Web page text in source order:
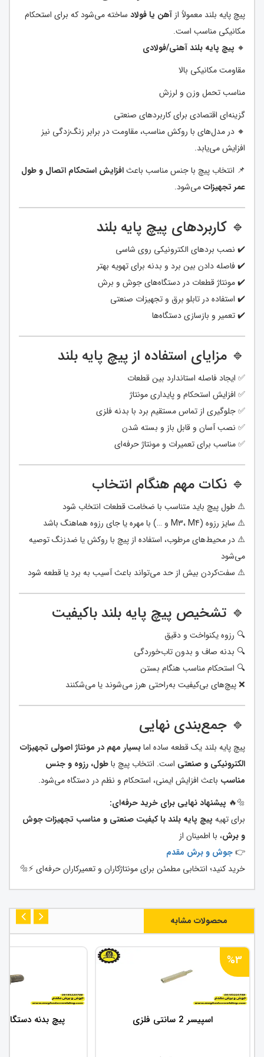
پیچ پایه بلند معمولاً از آهن یا فولاد ساخته می‌شود که برای استحکام
مکانیکی مناسب است.
🔸 پیچ پایه بلند آهنی/فولادی
مقاومت مکانیکی بالا
مناسب تحمل وزن و لرزش
گزینه‌ای اقتصادی برای کاربردهای صنعتی
🔸 در مدل‌های با روکش مناسب، مقاومت در برابر زنگ‌زدگی نیز
افزایش می‌یابد.
📌 انتخاب پیچ با جنس مناسب باعثافزایش استحکام اتصال و طول
عمر تجهیزاتمی‌شود.
🔹 کاربردهای پیچ پایه بلند
✔️ نصب بردهای الکترونیکی روی شاسی
✔️ فاصله دادن بین برد و بدنه برای تهویه بهتر
✔️ مونتاژ قطعات در دستگاه‌های جوش و برش
✔️ استفاده در تابلو برق و تجهیزات صنعتی
✔️ تعمیر و بازسازی دستگاه‌ها
🔹 مزایای استفاده از پیچ پایه بلند
✅ ایجاد فاصله استاندارد بین قطعات
✅ افزایش استحکام و پایداری مونتاژ
✅ جلوگیری از تماس مستقیم برد با بدنه فلزی
✅ نصب آسان و قابل باز و بسته شدن
✅ مناسب برای تعمیرات و مونتاژ حرفه‌ای
🔹 نکات مهم هنگام انتخاب
⚠️ طول پیچ باید متناسب با ضخامت قطعات انتخاب شود
⚠️ سایز رزوه (M3، M4 و …) با مهره یا جای رزوه هماهنگ باشد
⚠️ در محیط‌های مرطوب، استفاده از پیچ با روکش یا ضدزنگ توصیه
می‌شود
⚠️ سفت‌کردن بیش از حد می‌تواند باعث آسیب به برد یا قطعه شود
🔹 تشخیص پیچ پایه بلند باکیفیت
🔍 رزوه یکنواخت و دقیق
🔍 بدنه صاف و بدون تاب‌خوردگی
🔍 استحکام مناسب هنگام بستن
❌ پیچ‌های بی‌کیفیت به‌راحتی هرز می‌شوند یا می‌شکنند
🔹 جمع‌بندی نهایی
پیچ پایه بلند یک قطعه ساده امابسیار مهم در مونتاژ اصولی تجهیزات
الکترونیکی و صنعتی است. انتخاب پیچ باطول، رزوه و جنس
مناسب باعث افزایش ایمنی، استحکام و نظم در دستگاه می‌شود.
🔩🔥 پیشنهاد نهایی برای خرید حرفه‌ای:
برای تهیه پیچ پایه بلند با کیفیت صنعتی و مناسب تجهیزات جوش
و برش، با اطمینان از
👉جوش و برش مقدم
خرید کنید؛ انتخابی مطمئن برای مونتاژکاران و تعمیرکاران حرفه‌ای ⚡🔩
محصولات مشابه
%3
اسپیسر 2 سانتی فلزی پیچ بدنه